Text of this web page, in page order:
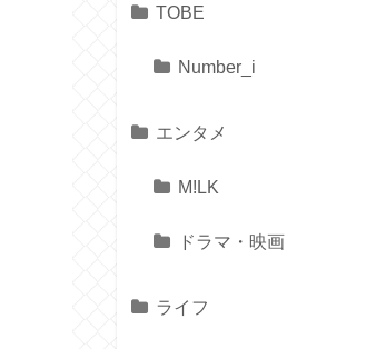
TOBE
Number_i
エンタメ
M!LK
ドラマ・映画
ライフ